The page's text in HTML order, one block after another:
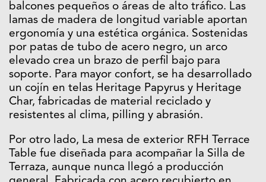
balcones pequeños o áreas de alto tráfico. Las
lamas de madera de longitud variable aportan
ergonomía y una estética orgánica. Sostenidas
por patas de tubo de acero negro, un arco
elevado crea un brazo de perfil bajo para
soporte. Para mayor confort, se ha desarrollado
un cojín en telas Heritage Papyrus y Heritage
Char, fabricadas de material reciclado y
resistentes al clima, pilling y abrasión.
Por otro lado, La mesa de exterior RFH Terrace
Table fue diseñada para acompañar la Silla de
Terraza, aunque nunca llegó a producción